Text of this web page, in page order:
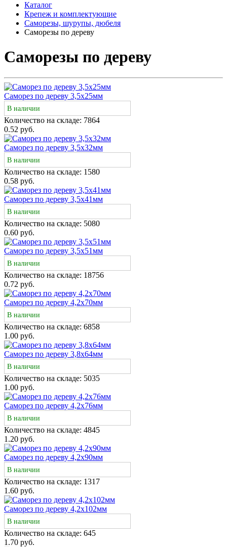
Каталог
Крепеж и комплектующие
Саморезы, шурупы, дюбеля
Саморезы по дереву
Саморезы по дереву
Саморез по дереву 3,5х25мм
В наличии
Количество на складе: 7864
0.52 руб.
Саморез по дереву 3,5х32мм
В наличии
Количество на складе: 1580
0.58 руб.
Саморез по дереву 3,5х41мм
В наличии
Количество на складе: 5080
0.60 руб.
Саморез по дереву 3,5х51мм
В наличии
Количество на складе: 18756
0.72 руб.
Саморез по дереву 4,2х70мм
В наличии
Количество на складе: 6858
1.00 руб.
Саморез по дереву 3,8х64мм
В наличии
Количество на складе: 5035
1.00 руб.
Саморез по дереву 4,2х76мм
В наличии
Количество на складе: 4845
1.20 руб.
Саморез по дереву 4,2х90мм
В наличии
Количество на складе: 1317
1.60 руб.
Саморез по дереву 4,2х102мм
В наличии
Количество на складе: 645
1.70 руб.